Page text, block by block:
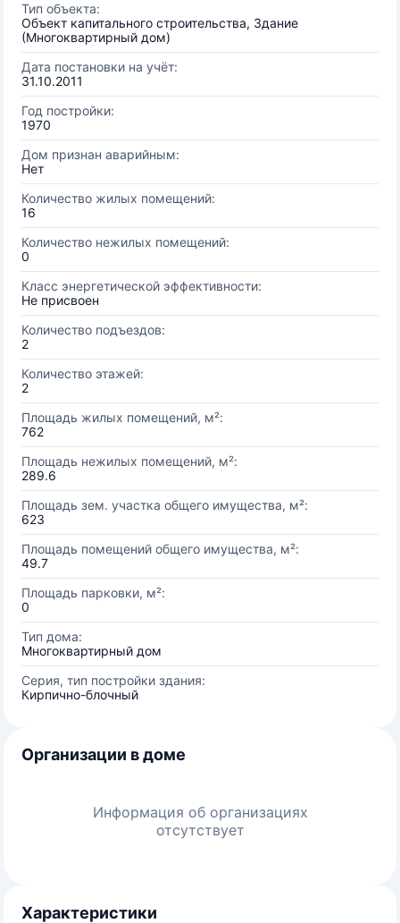
Тип объекта:
Объект капитального строительства, Здание
(Многоквартирный дом)
Дата постановки на учёт:
31.10.2011
Год постройки:
1970
Дом признан аварийным:
Нет
Количество жилых помещений:
16
Количество нежилых помещений:
0
Класс энергетической эффективности:
Не присвоен
Количество подъездов:
2
Количество этажей:
2
Площадь жилых помещений, м²:
762
Площадь нежилых помещений, м²:
289.6
Площадь зем. участка общего имущества, м²:
623
Площадь помещений общего имущества, м²:
49.7
Площадь парковки, м²:
0
Тип дома:
Многоквартирный дом
Серия, тип постройки здания:
Кирпично-блочный
Организации в доме
Информация об организациях
отсутствует
Характеристики